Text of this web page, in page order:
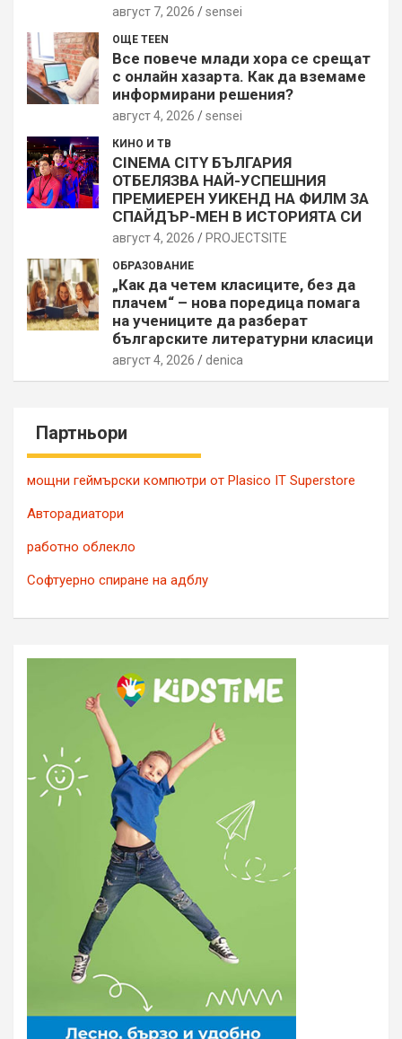
август 7, 2026 sensei
ОЩЕ TEEN
Все повече млади хора се срещат
с онлайн хазарта. Как да вземаме
информирани решения?
август 4, 2026 sensei
КИНО И ТВ
CINEMA CITY БЪЛГАРИЯ
ОТБЕЛЯЗВА НАЙ-УСПЕШНИЯ
ПРЕМИЕРЕН УИКЕНД НА ФИЛМ ЗА
СПАЙДЪР-МЕН В ИСТОРИЯТА СИ
август 4, 2026 PROJECTSITЕ
ОБРАЗОВАНИЕ
„Как да четем класиците, без да
плачем“ – нова поредица помага
на учениците да разберат
българските литературни класици
август 4, 2026 denica
Партньори
мощни геймърски компютри от Plasico IT Superstore
Авторадиатори
работно облекло
Софтуерно спиране на адблу